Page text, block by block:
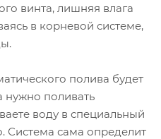
винта, лишняя влага
в корневой системе,
полива будет
нужно поливать
воду в специальный
Система сама определит